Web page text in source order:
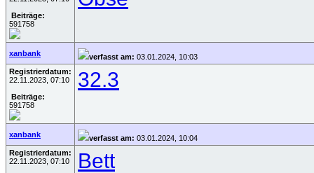
Beiträge:
591758
xanbank verfasst am: 03.01.2024, 10:03
Registrierdatum:
22.11.2023, 07:10
Beiträge:
591758
32.3
xanbank verfasst am: 03.01.2024, 10:04
Registrierdatum:
22.11.2023, 07:10
Bett